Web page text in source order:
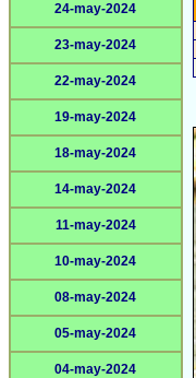
24-may-2024
23-may-2024
22-may-2024
19-may-2024
18-may-2024
14-may-2024
11-may-2024
10-may-2024
08-may-2024
05-may-2024
04-may-2024